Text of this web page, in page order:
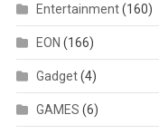
Entertainment(160)
EON (166)
Gadget(4)
GAMES (6)